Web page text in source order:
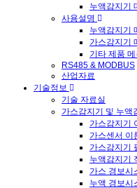
누액감지기
사용설명
누액감지기
가스감지기
기타 제품
RS485 & MODBUS
산업자료
기술정보
기술 자료실
가스감지기 및 누액
가스감지기
가스센서 이
가스감지기
누액감지기
가스 경보시
누액 경보시